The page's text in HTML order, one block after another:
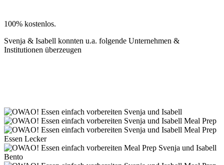
100% kostenlos.
Svenja & Isabell konnten u.a. folgende Unternehmen &
Institutionen überzeugen